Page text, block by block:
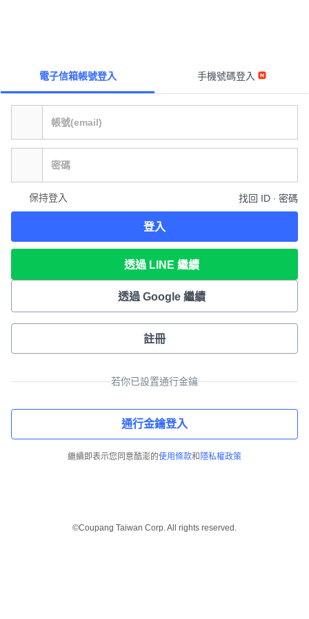
電子信箱帳號登入 手機號碼登入
保持登入 找回 ID ∙ 密碼
登入
透過 LINE 繼續
透過 Google 繼續
註冊
若你已設置通行金鑰
通行金鑰登入
繼續即表示您同意酷澎的使用條款和 隱私權政策
©Coupang Taiwan Corp. All rights reserved.